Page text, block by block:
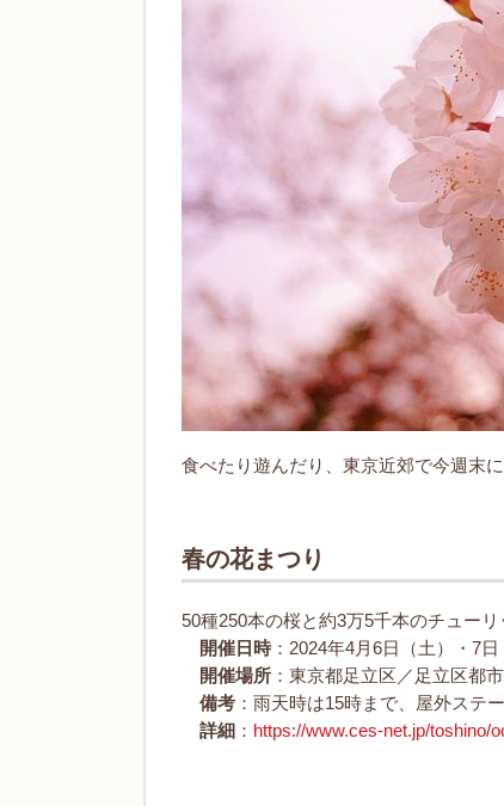
食べたり遊んだり、東京近郊で今週末
春の花まつり
50種250本の桜と約3万5千本のチュー
開催日時 ：2024年4月6日（土）・7
開催場所 ：東京都足立区／足立区都
備考 ：雨天時は15時まで、屋外ステ
詳細 ： https://www.ces-net.jp/toshino/